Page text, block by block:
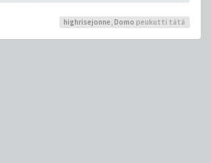
highrisejonne Domo peukutti tätä